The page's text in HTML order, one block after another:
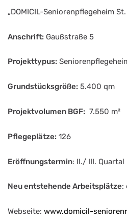
„DOMICIL-Seniorenpflegeheim
Anschrift: Gaußstraße 5
Projekttypus:
Grundstücksgröße: 5.400 qm
Projektvolumen BGF: 7.550 m²
Pflegeplätze: 126
Eröffnungstermin: II./ III.
Neu entstehende Arbeitsplätze:
Webseite:www.domicil-